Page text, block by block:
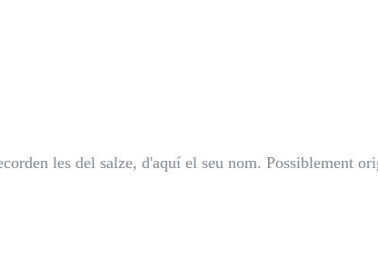
les del salze, d'aquí el seu nom. Possiblement